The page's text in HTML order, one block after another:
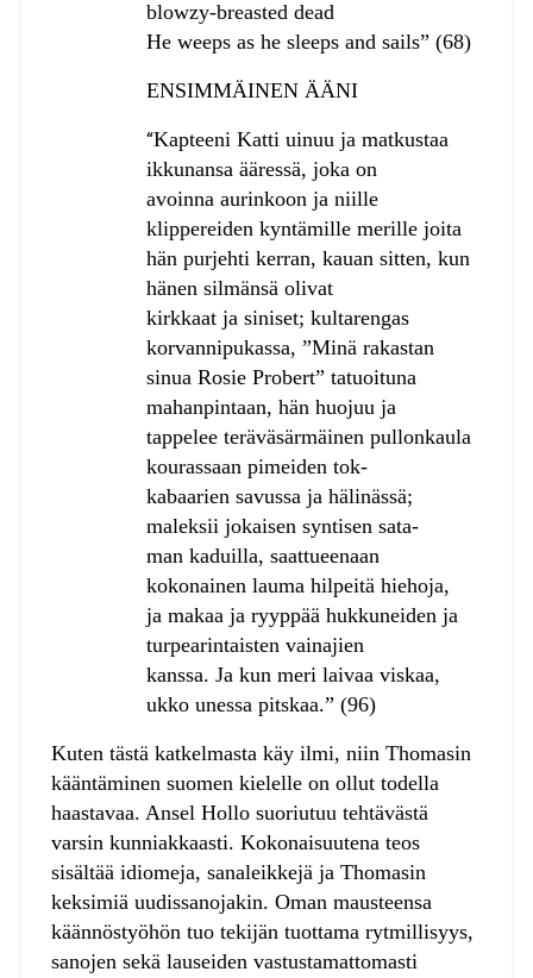
blowzy-breasted dead
He weeps as he sleeps and sails” (68)
ENSIMMÄINEN ÄÄNI
“Kapteeni Katti uinuu ja matkustaa
ikkunansa ääressä, joka on
avoinna aurinkoon ja niille
klippereiden kyntämille merille joita
hän purjehti kerran, kauan sitten, kun
hänen silmänsä olivat
kirkkaat ja siniset; kultarengas
korvannipukassa, ”Minä rakastan
sinua Rosie Probert” tatuoituna
mahanpintaan, hän huojuu ja
tappelee teräväsärmäinen pullonkaula
kourassaan pimeiden tok-
kabaarien savussa ja hälinässä;
maleksii jokaisen syntisen sata-
man kaduilla, saattueenaan
kokonainen lauma hilpeitä hiehoja,
ja makaa ja ryyppää hukkuneiden ja
turpearintaisten vainajien
kanssa. Ja kun meri laivaa viskaa,
ukko unessa pitskaa.” (96)
Kuten tästä katkelmasta käy ilmi, niin Thomasin
kääntäminen suomen kielelle on ollut todella
haastavaa. Ansel Hollo suoriutuu tehtävästä
varsin kunniakkaasti. Kokonaisuutena teos
sisältää idiomeja, sanaleikkejä ja Thomasin
keksimiä uudissanojakin. Oman mausteensa
käännöstyöhön tuo tekijän tuottama rytmillisyys,
sanojen sekä lauseiden vastustamattomasti